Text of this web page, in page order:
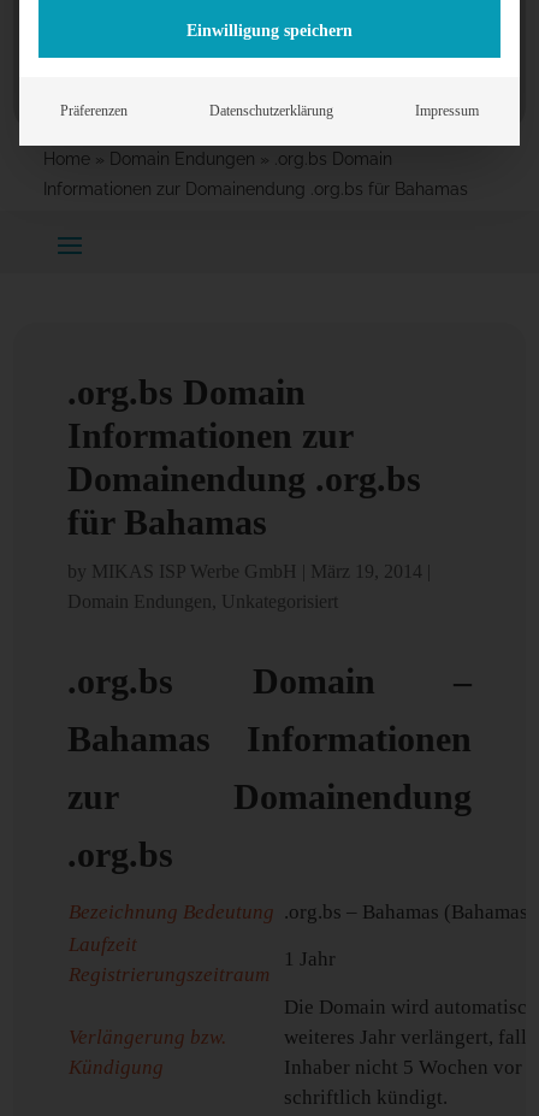
Home » Domain Endungen » .org.bs Domain
Informationen zur Domainendung .org.bs für Bahamas
.org.bs Domain
Informationen zur
Domainendung .org.bs
für Bahamas
by MIKAS ISP Werbe GmbH März 19, 2014
Domain Endungen, Unkategorisiert
.org.bs Domain –
Bahamas Informationen
zur Domainendung
.org.bs
Bezeichnung Bedeutung .org.bs – Bahamas (Bahamas)
Laufzeit
Registrierungszeitraum
1 Jahr
Verlängerung bzw.
Kündigung
Die Domain wird
weiteres Jahr verlängert,
Inhaber nicht 5 Wochen vor
schriftlich kündigt.
Einwilligung speichern
Präferenzen Datenschutzerklärung Impressum